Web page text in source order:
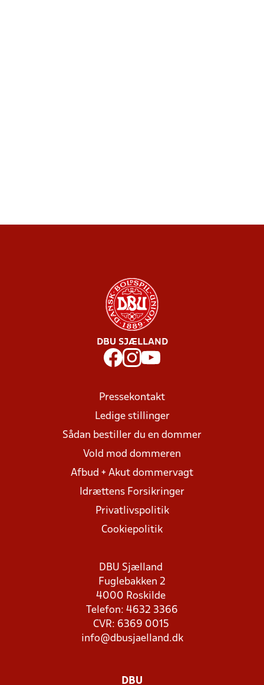
DBU SJÆLLAND
Pressekontakt
Ledige stillinger
Sådan bestiller du en dommer
Vold mod dommeren
Afbud + Akut dommervagt
Idrættens Forsikringer
Privatlivspolitik
Cookiepolitik
DBU Sjælland
Fuglebakken 2
4000 Roskilde
Telefon: 4632 3366
CVR: 6369 0015
info@dbusjaelland.dk
DBU